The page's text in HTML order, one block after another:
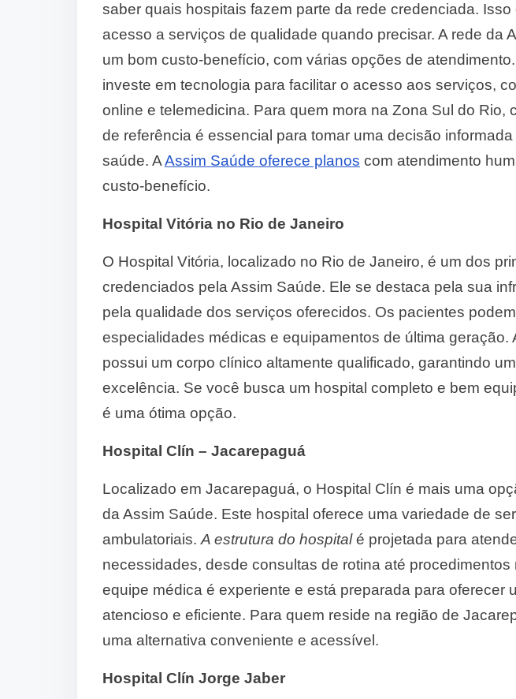
saber quais hospitais fazem parte da rede credenciada.
acesso a serviços de qualidade quando precisar. A rede da
um bom custo-benefício, com várias opções de
investe em tecnologia para facilitar o acesso aos serviços,
online e telemedicina. Para quem mora na Zona Sul do Rio,
de referência é essencial para tomar uma decisão
saúde. AAssim Saúde oferece planos com atendimento
custo-benefício.
Hospital Vitória no Rio de Janeiro
O Hospital Vitória, localizado no Rio de Janeiro, é um dos
credenciados pela Assim Saúde. Ele se destaca pela sua
pela qualidade dos serviços oferecidos. Os pacientes
especialidades médicas e equipamentos de última geração.
possui um corpo clínico altamente qualificado, garantindo
excelência. Se você busca um hospital completo e bem
é uma ótima opção.
Hospital Clín – Jacarepaguá
Localizado em Jacarepaguá, o Hospital Clín é mais uma
da Assim Saúde. Este hospital oferece uma variedade de
ambulatoriais.A estrutura do hospitalé projetada para
necessidades, desde consultas de rotina até procedimentos
equipe médica é experiente e está preparada para oferecer
atencioso e eficiente. Para quem reside na região de
uma alternativa conveniente e acessível.
Hospital Clín Jorge Jaber